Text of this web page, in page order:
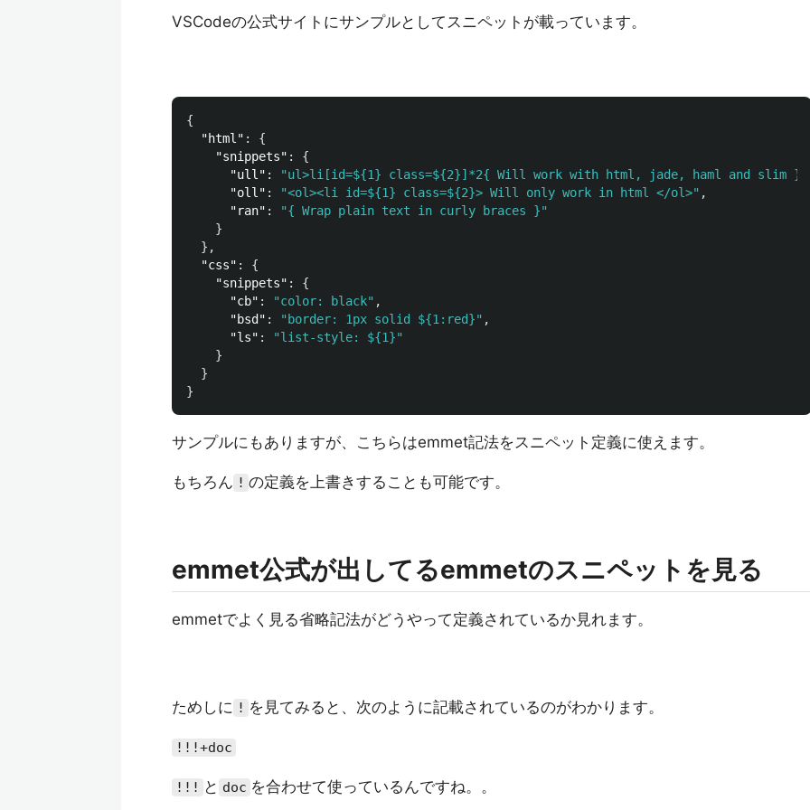
VSCodeの公式サイトにサンプルとしてスニペットが載っています。
{
"html" :
{
"snippets" :
{
"ull" : "ul>li[id=${1} class=${2}]*2{ Will work with html, jade, haml and slim }"
"oll" : "<ol><li id=${1} class=${2}> Will only work in html </ol>" ,
"ran" :
"{ Wrap plain text in curly braces }"
}
},
"css" :
{
"snippets" :
{
"cb" : "color: black" ,
"bsd" : "border: 1px solid ${1:red}" ,
"ls" :
"list-style: ${1}"
}
}
}
サンプルにもありますが、こちらはemmet記法をスニペット定義に使えます。
もちろん ! の定義を上書きすることも可能です。
emmet公式が出してるemmetのスニペットを見る
emmetでよく見る省略記法がどうやって定義されているか見れます。
ためしに ! を見てみると、次のように記載されているのがわかります。
!!!+doc
!!! と doc を合わせて使っているんですね。。